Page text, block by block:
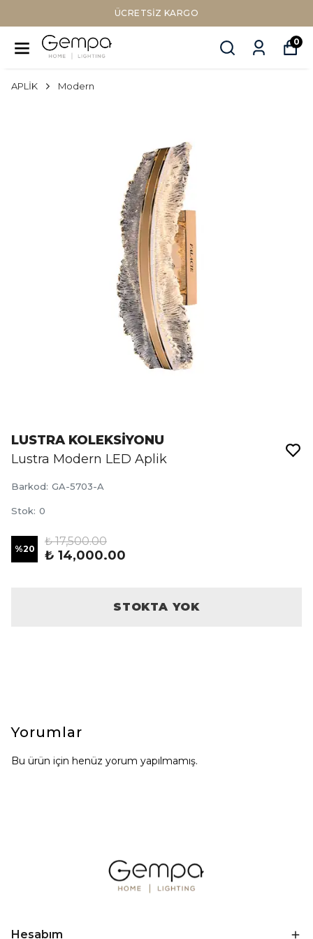
ÜCRETSIZ KARGO
0
APLİK Modern
LUSTRA KOLEKSİYONU
Lustra Modern LED Aplik
Barkod: GA-5703-A
Stok: 0
%20
₺ 17,500.00
₺ 14,000.00
STOKTA YOK
Yorumlar
Bu ürün için henüz yorum yapılmamış.
Hesabım